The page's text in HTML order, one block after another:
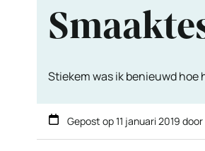
Stiekem was ik benieuwd hoe
Gepost op11 januari 2019 door